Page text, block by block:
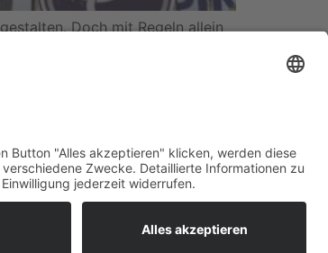
Doch mit Regeln allein